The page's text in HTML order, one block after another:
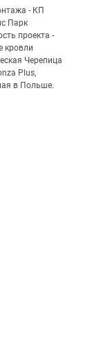
- КП
Парк
проекта -
кровли
Черепица
Plus,
в Польше.